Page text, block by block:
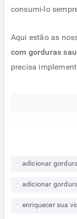
consumi-lo
Aqui estão as
com gorduras
precisa
adicionar
adicionar
enriquecer sua